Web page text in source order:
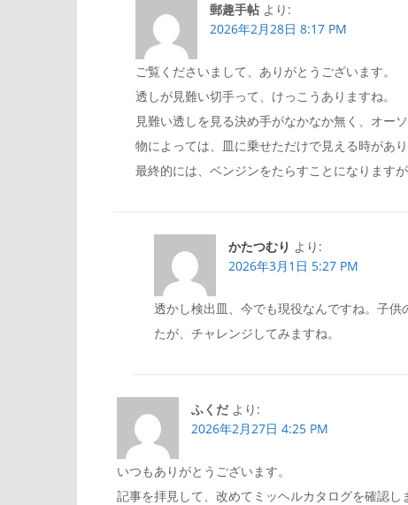
郵趣手帖 より:
2026年2月28日 8:17 PM
ご覧くださいまして、ありがとうございます。
透しが見難い切手って、けっこうありますね。
見難い透しを見る決め手がなかなか無く、オー
物によっては、皿に乗せただけで見える時があり
最終的には、ベンジンをたらすことになりますが
かたつむり より:
2026年3月1日 5:27 PM
透かし検出皿、今でも現役なんですね。子
たが、チャレンジしてみますね。
ふくだ より:
2026年2月27日 4:25 PM
いつもありがとうございます。
記事を拝見して、改めてミッヘルカタログを確認し